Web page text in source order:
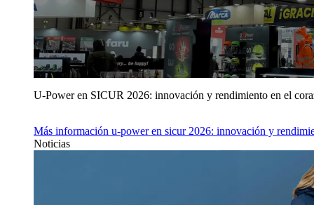
U‑Power en SICUR 2026: innovación y rendimiento en el
Más información u‑power en sicur 2026: innovación y
Noticias